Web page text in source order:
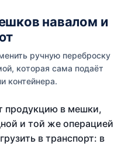
навалом и
ручную переброску
которая сама подаёт
контейнера.
продукцию в мешки,
и той же операцией
в транспорт: в